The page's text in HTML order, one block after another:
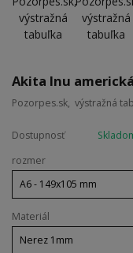
Akita Inu americká
Pozorpes.sk, výstražná
Dostupnosť
rozmer
Materiál